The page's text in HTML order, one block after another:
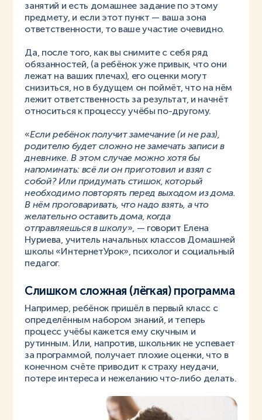
занятий и есть домашнее задание по этому
предмету, и если этот пункт — ваша зона
ответственности, то ваше участие очевидно.
Да, после того, как вы снимите с себя ряд
обязанностей, (а ребёнок уже привык, что они
лежат на ваших плечах), его оценки могут
снизиться, но в будущем он поймёт, что на нём
лежит ответственность за результат, и начнёт
относиться к процессу учёбы по-другому.
«Если ребёнок получит замечание (и не раз),
родителю будет сложно не замечать записи в
дневнике. В этом случае можно хотя бы
напоминать: всё ли он приготовил и взял с
собой? Или придумать стишок, который
необходимо повторять перед выходом из дома.
В нём проговаривать, что надо взять, а что
желательно оставить дома, когда
отправляешься в школу», — говорит Елена
Нуриева, учитель начальных классов Домашней
школы «ИнтернетУрок», психолог и социальный
педагог.
Слишком сложная (лёгкая) программа
Например, ребёнок пришёл в первый класс с
определённым набором знаний, и теперь
процесс учёбы кажется ему скучным и
рутинным. Или, напротив, школьник не успевает
за программой, получает плохие оценки, что в
конечном счёте приводит к страху неудачи,
потере интереса и нежеланию что-либо делать.